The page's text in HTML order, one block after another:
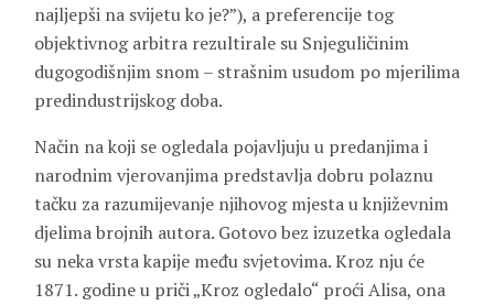
najljepši na svijetu ko je?”), a preferencije tog
objektivnog arbitra rezultirale su Snjeguličinim
dugogodišnjim snom – strašnim usudom po mjerilima
predindustrijskog doba.
Način na koji se ogledala pojavljuju u predanjima i
narodnim vjerovanjima predstavlja dobru polaznu
tačku za razumijevanje njihovog mjesta u književnim
djelima brojnih autora. Gotovo bez izuzetka ogledala
su neka vrsta kapije među svjetovima. Kroz nju će
1871. godine u priči „Kroz ogledalo“ proći Alisa, ona